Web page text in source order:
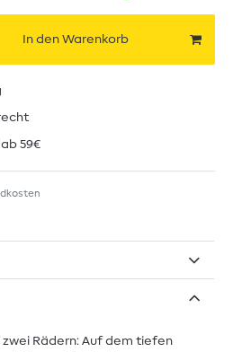
In den Warenkorb
59€
Rädern: Auf dem tiefen